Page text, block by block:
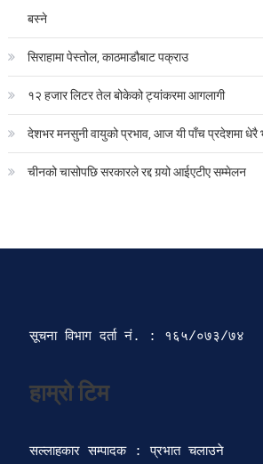
बस्ने
सिराहामा पेस्तोल, काठमाडौबाट पक्राउ
१२ हजार लिटर तेल बोकेको ट्यांकरमा आगलागी
देशभर मनसुनी वायुको प्रभाव, आज यी पाँच प्रदेशमा धेरै
चीनको चासोपछि सरकारले रद्द गर्‍यो आईएटीए सम्मेलन
सूचना विभाग दर्ता‍ नं. : १६५/०७३/७४
हाम्रो टिम
सल्लाहकार सम्पादक : प्रभात चलाउने